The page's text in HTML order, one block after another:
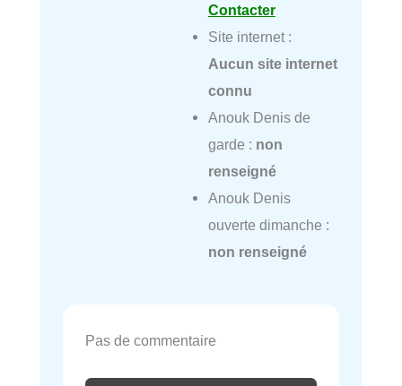
Contacter
Site internet :
Aucun site internet
connu
Anouk Denis de
garde : non
renseigné
Anouk Denis
ouverte dimanche :
non renseigné
Pas de commentaire